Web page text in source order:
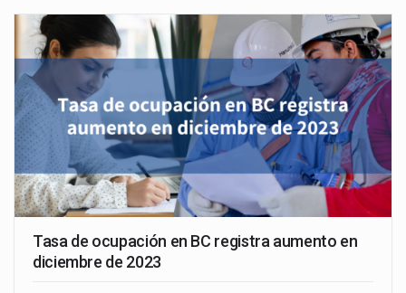
Tasa de ocupación en BC registra aumento en
diciembre de 2023